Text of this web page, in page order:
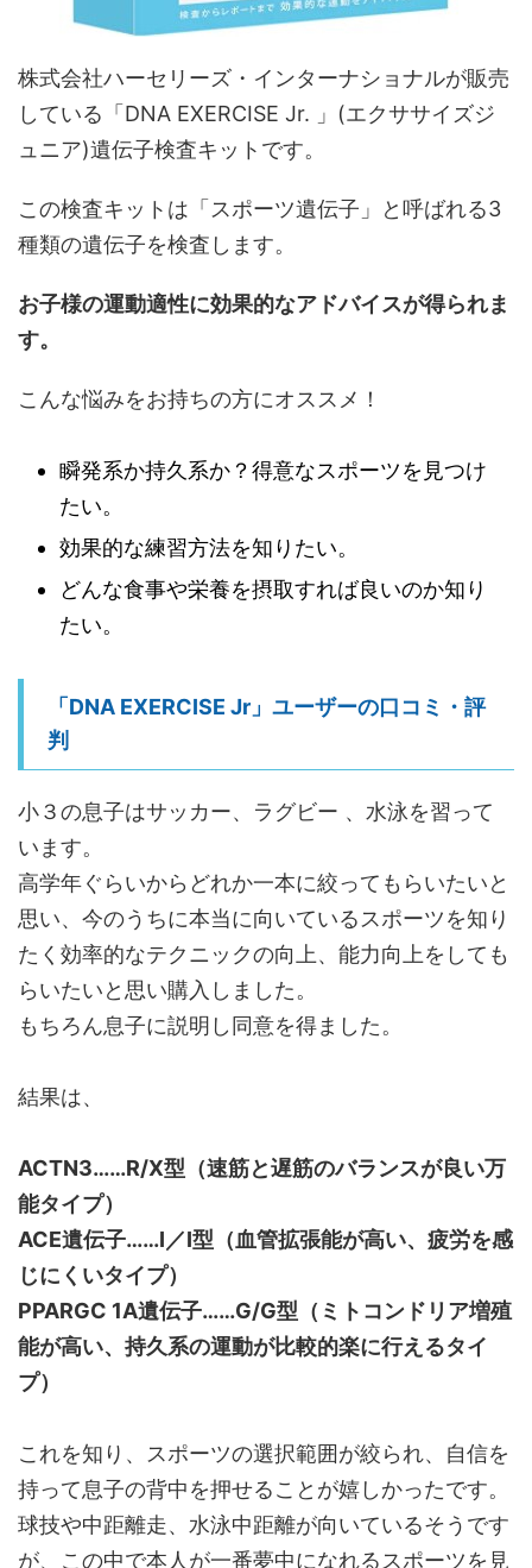
株式会社ハーセリーズ・インターナショナルが販売
している「DNA EXERCISE Jr. 」(エクササイズジ
ュニア)遺伝子検査キットです。
この検査キットは「スポーツ遺伝子」と呼ばれる3
種類の遺伝子を検査します。
お子様の運動適性に効果的なアドバイスが得られま
す。
こんな悩みをお持ちの方にオススメ！
瞬発系か持久系か？得意なスポーツを見つけ
たい。
効果的な練習方法を知りたい。
どんな食事や栄養を摂取すれば良いのか知り
たい。
「DNA EXERCISE Jr」ユーザーの口コミ・評
判
小３の息子はサッカー、ラグビー 、水泳を習って
います。
高学年ぐらいからどれか一本に絞ってもらいたいと
思い、今のうちに本当に向いているスポーツを知り
たく効率的なテクニックの向上、能力向上をしても
らいたいと思い購入しました。
もちろん息子に説明し同意を得ました。
結果は、
ACTN3……R/X型（速筋と遅筋のバランスが良い万
能タイプ）
ACE遺伝子……I／I型（血管拡張能が高い、疲労を感
じにくいタイプ）
PPARGC 1A遺伝子……G/G型（ミトコンドリア増殖
能が高い、持久系の運動が比較的楽に行えるタイ
プ）
これを知り、スポーツの選択範囲が絞られ、自信を
持って息子の背中を押せることが嬉しかったです。
球技や中距離走、水泳中距離が向いているそうです
が、この中で本人が一番夢中になれるスポーツを見